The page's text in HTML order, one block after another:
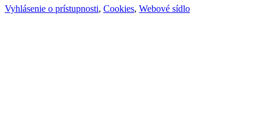
Vyhlásenie o prístupnosti, Cookies, Webové sídlo